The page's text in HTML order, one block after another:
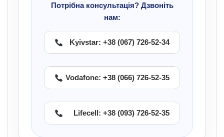
Потрібна консультація? Дзвоніть
нам:
Kyivstar: +38 (067) 726-52-34
Vodafone: +38 (066) 726-52-35
Lifecell: +38 (093) 726-52-35